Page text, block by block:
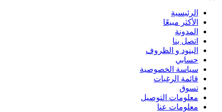
الرئيسية
الأكثر مبيعًا
المدونة
اتصل بنا
البنود و الظروف
حسابي
سياسة الخصوصية
قائمة الرغبات
تسوق
معلومات التوصيل
معلومات عنا